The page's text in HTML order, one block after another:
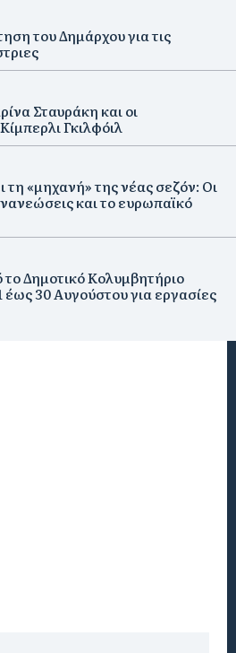
του Δημάρχου για τις
Σταυράκη και οι
Γκιλφόιλ
τη «μηχανή» της νέας σεζόν: Οι
και το ευρωπαϊκό
Δημοτικό Κολυμβητήριο
30 Αυγούστου για εργασίες